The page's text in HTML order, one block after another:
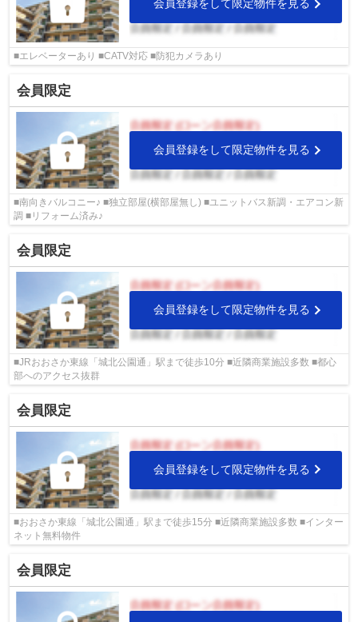
会員登録をして限定物件を見る
■エレベーターあり ■CATV対応 ■防犯カメラあり
会員限定
会員登録をして限定物件を見る
■南向きバルコニー♪ ■独立部屋(横部屋無し) ■ユニットバス新調・エアコン新
調 ■リフォーム済み♪
会員限定
会員登録をして限定物件を見る
■JRおおさか東線「城北公園通」駅まで徒歩10分 ■近隣商業施設多数 ■都心
部へのアクセス抜群
会員限定
会員登録をして限定物件を見る
■おおさか東線「城北公園通」駅まで徒歩15分 ■近隣商業施設多数 ■インター
ネット無料物件
会員限定